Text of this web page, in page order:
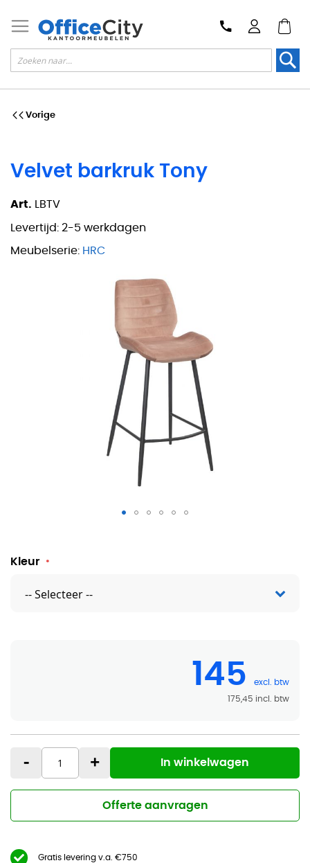
Velvet barkruk Tony
Art. LBTV
Levertijd: 2-5 werkdagen
Meubelserie: HRC
Velvet barkruk Tony
Kleur
145
175,45
- + In winkelwagen
Offerte aanvragen
Gratis levering v.a. €750
Vorige